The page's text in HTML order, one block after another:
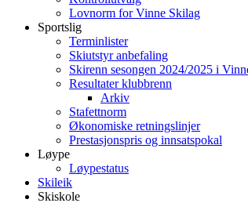
Lovnorm for Vinne Skilag
Sportslig
Terminlister
Skiutstyr anbefaling
Skirenn sesongen 2024/2025 i
Resultater klubbrenn
Arkiv
Stafettnorm
Økonomiske retningslinjer
Prestasjonspris og innsatspokal
Løype
Løypestatus
Skileik
Skiskole